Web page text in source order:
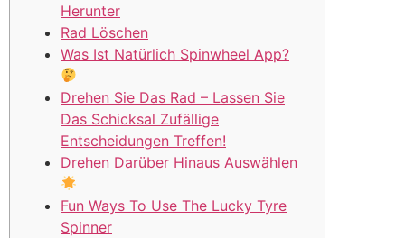
Herunter
Rad Löschen
Was Ist Natürlich Spinwheel App?
Drehen Sie Das Rad – Lassen Sie
Das Schicksal Zufällige
Entscheidungen Treffen!
Drehen Darüber Hinaus Auswählen
Fun Ways To Use The Lucky Tyre
Spinner